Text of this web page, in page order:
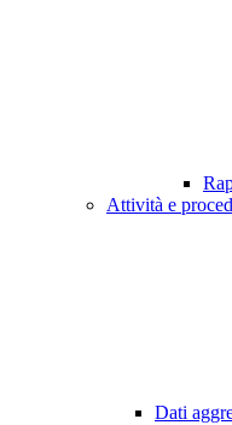
Attività e
Dati